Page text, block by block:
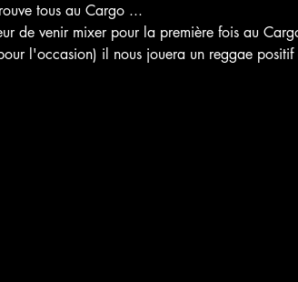
tous au Cargo ...
de venir mixer pour la première fois au
l'occasion) il nous jouera un reggae